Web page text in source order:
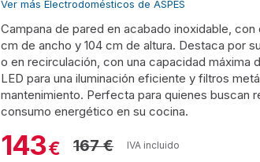
Ver más Electrodomésticos de ASPES
Campana de pared en acabado inoxidable,
cm de ancho y 104 cm de altura. Destaca por
o en recirculación, con una capacidad máxima
LED para una iluminación eficiente y filtros
mantenimiento. Perfecta para quienes buscan
consumo energético en su cocina.
143€ 167 € IVA incluido